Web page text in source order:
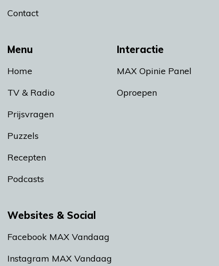
Menu
Home
TV & Radio
Prijsvragen
Puzzels
Recepten
Podcasts
Interactie
MAX Opinie Panel
Oproepen
Contact
Websites & Social
Facebook MAX Vandaag
Instagram MAX Vandaag